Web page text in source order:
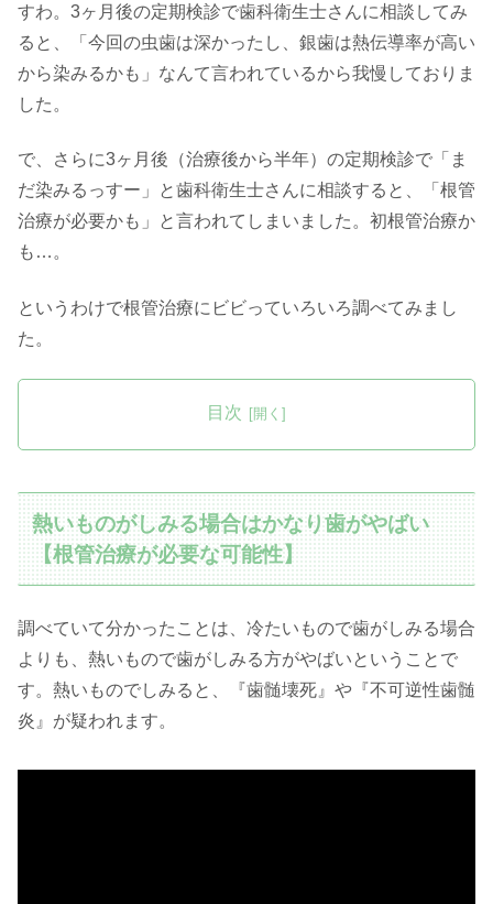
すわ。3ヶ月後の定期検診で歯科衛生士さんに相談してみ
ると、「今回の虫歯は深かったし、銀歯は熱伝導率が高い
から染みるかも」なんて言われているから我慢しておりま
した。
で、さらに3ヶ月後（治療後から半年）の定期検診で「ま
だ染みるっすー」と歯科衛生士さんに相談すると、「根管
治療が必要かも」と言われてしまいました。初根管治療か
も…。
というわけで根管治療にビビっていろいろ調べてみまし
た。
目次
熱いものがしみる場合はかなり歯がやばい
【根管治療が必要な可能性】
調べていて分かったことは、冷たいもので歯がしみる場合
よりも、熱いもので歯がしみる方がやばいということで
す。熱いものでしみると、『歯髄壊死』や『不可逆性歯髄
炎』が疑われます。